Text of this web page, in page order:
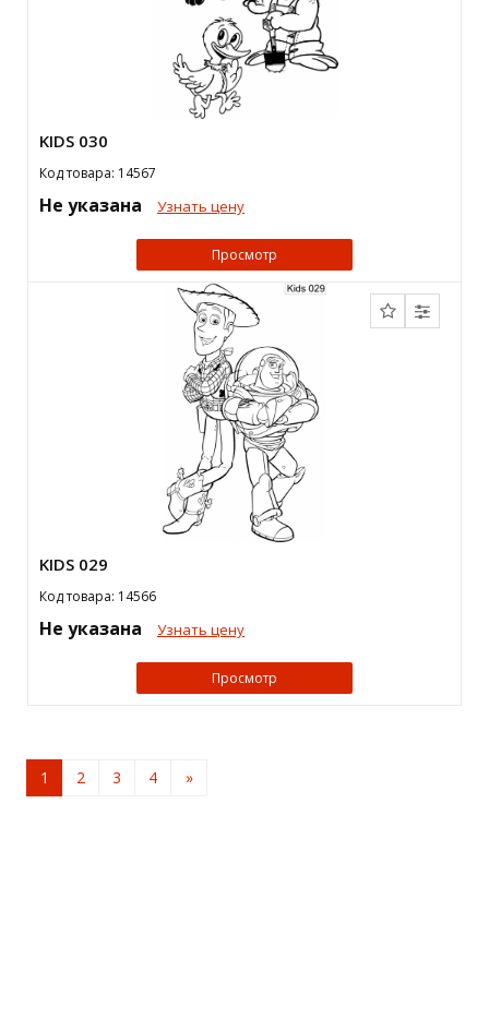
KIDS 030
Код товара: 14567
Не указана Узнать цену
Просмотр
KIDS 029
Код товара: 14566
Не указана Узнать цену
Просмотр
1 2 3 4 »